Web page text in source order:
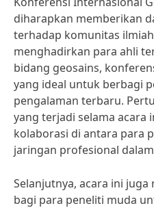
diharapkan memberikan
terhadap komunitas
menghadirkan para ahli
bidang geosains,
yang ideal untuk berbagi
pengalaman terbaru.
yang terjadi selama acara
kolaborasi di antara para
jaringan profesional
Selanjutnya, acara ini
bagi para peneliti muda